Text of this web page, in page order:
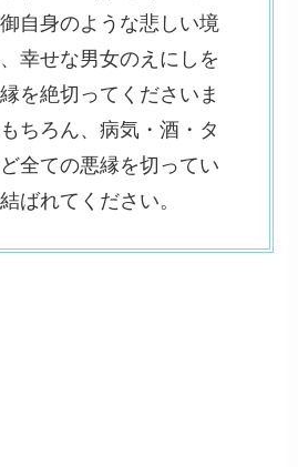
自身のような悲しい境
幸せな男女のえにしを
を絶切ってくださいま
ちろん、病気・酒・タ
全ての悪縁を切ってい
ばれてください。